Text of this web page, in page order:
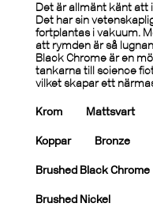
Det är allmänt känt att
Det har sin
fortplantas i vakuum.
att rymden är så
Black Chrome är en
tankarna till science
vilket skapar ett
Krom Mattsvart
Koppar Bronze
Brushed Black Chrome
Brushed Nickel